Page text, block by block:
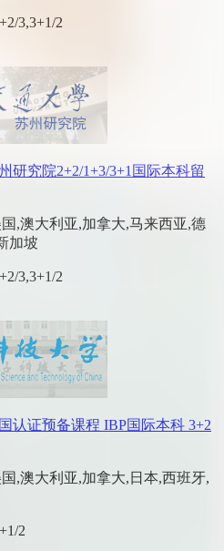
3,3+1/2
研究院2+2/1+3/3+1国际本科留
,澳大利亚,加拿大,马来西亚,德
加坡
3,3+1/2
认证预备课程 IBP国际本科 3+2
,澳大利亚,加拿大,日本,西班牙,
2